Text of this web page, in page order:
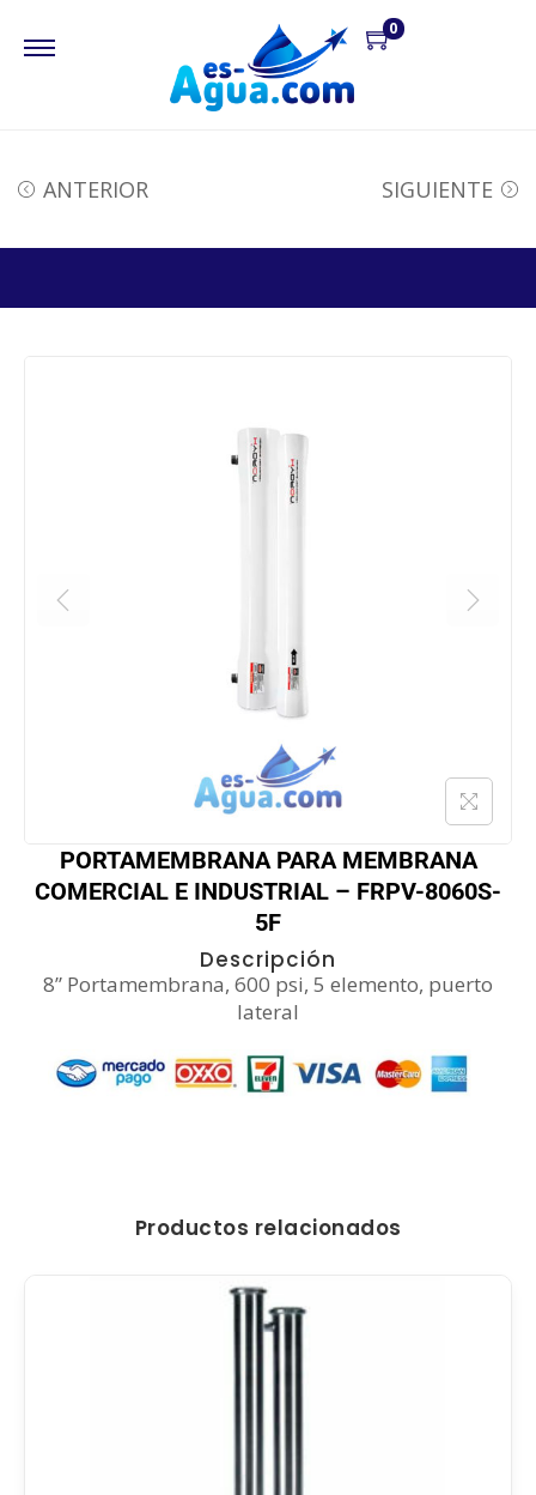
0
ANTERIOR SIGUIENTE
PORTAMEMBRANA PARA MEMBRANA
COMERCIAL E INDUSTRIAL – FRPV-8060S-
5F
Descripción
8” Portamembrana, 600 psi, 5 elemento, puerto
lateral
Productos relacionados